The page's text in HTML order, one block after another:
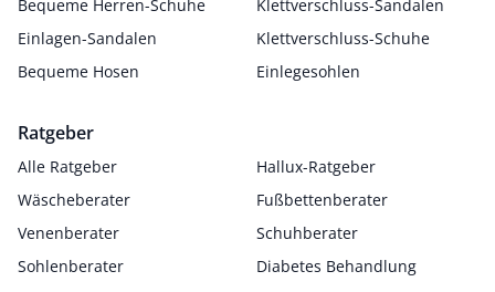
Bequeme Herren-Schuhe
Klettverschluss-Sandalen
Einlagen-Sandalen
Klettverschluss-Schuhe
Bequeme Hosen
Einlegesohlen
Ratgeber
Alle Ratgeber
Hallux-Ratgeber
Wäscheberater
Fußbettenberater
Venenberater
Schuhberater
Sohlenberater
Diabetes Behandlung